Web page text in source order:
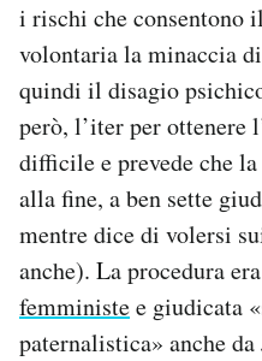
i rischi che consentono
volontaria la minaccia
quindi il disagio
però, l’iter per ottenere
difficile e prevede che
alla fine, a ben sette
mentre dice di volersi
anche). La procedura
femministee giudicata
paternalistica» anche da